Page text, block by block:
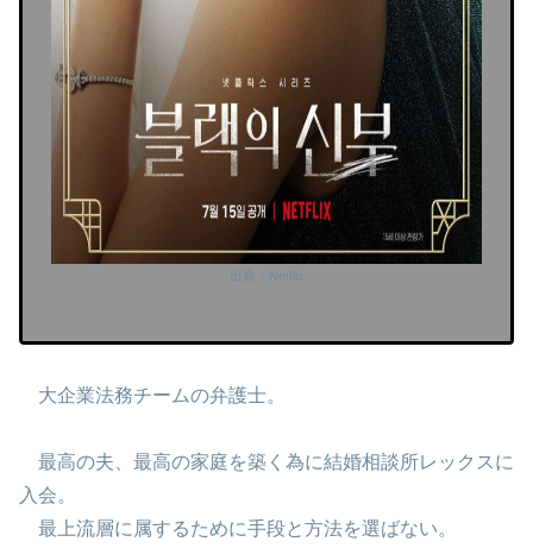
出典：Netflix
大企業法務チームの弁護士。
最高の夫、最高の家庭を築く為に結婚相談所レックスに
入会。
最上流層に属するために手段と方法を選ばない。